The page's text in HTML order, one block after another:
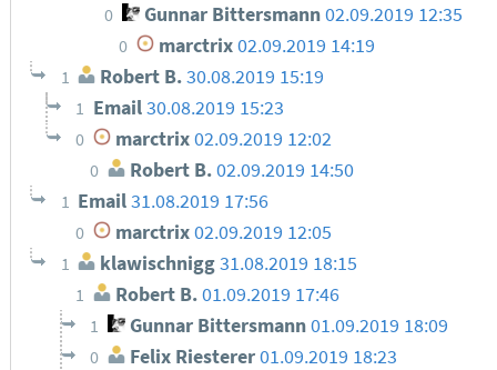
0 Gunnar Bittersmann02.09.2019 12:35
0 marctrix02.09.2019 14:19
1 Robert B.30.08.2019 15:19
1 Email30.08.2019 15:23
0 marctrix 02.09.2019 12:02
0 Robert B.02.09.2019 14:50
1 Email31.08.2019 17:56
0 marctrix 02.09.2019 12:05
1 klawischnigg31.08.2019 18:15
1 Robert B. 01.09.2019 17:46
1 Gunnar Bittersmann01.09.2019 18:09
0 Felix Riesterer01.09.2019 18:23